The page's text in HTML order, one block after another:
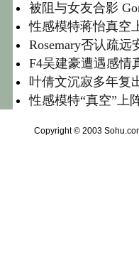
被阻与女友合影
性感模特蒋怡真空
Rosemary否认疏
F4吴建豪遭遇感情
叶倩文沉寂多年复
性感模特“真空”上
Copyright © 2003